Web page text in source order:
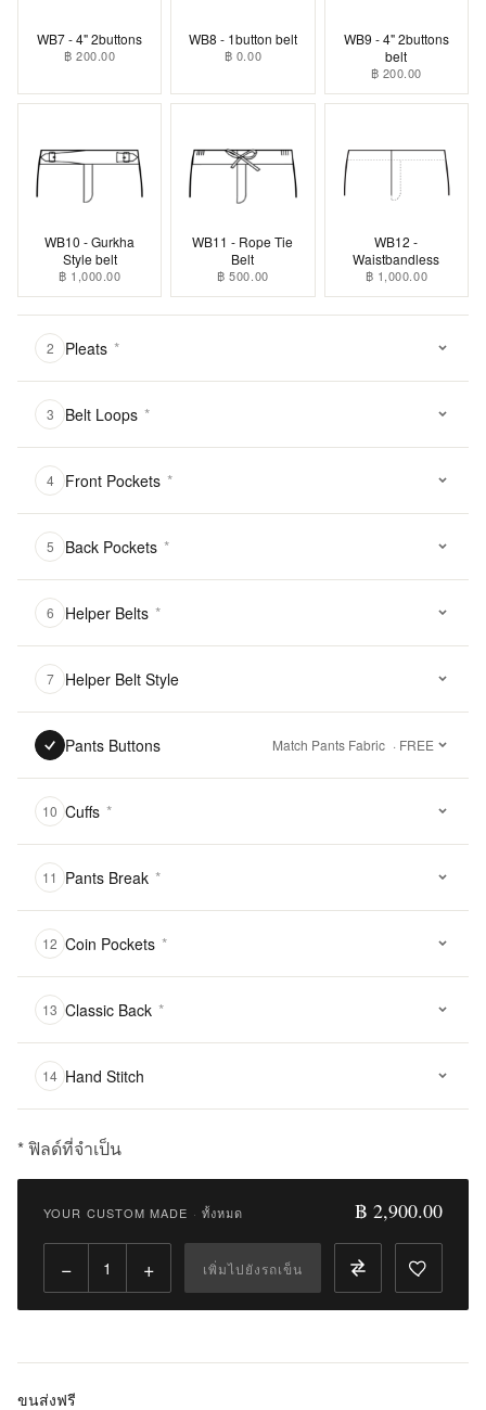
WB7 - 4" 2buttons
฿ 200.00
WB8 - 1button belt
฿ 0.00
WB9 - 4" 2buttons
belt
฿ 200.00
WB10 - Gurkha
Style belt
฿ 1,000.00
WB11 - Rope Tie
Belt
฿ 500.00
WB12 -
Waistbandless
฿ 1,000.00
2 Pleats *
3 Belt Loops *
4 Front Pockets *
5 Back Pockets *
6 Helper Belts *
7 Helper Belt Style
Pants Buttons Match Pants Fabric · FREE
10 Cuffs *
11 Pants Break *
12 Coin Pockets *
13 Classic Back *
14 Hand Stitch
* ฟิลด์ที่จำเป็น
฿
Qty:
ไป
รถ
เข็น
YOUR CUSTOM MADE · ทั้งหมด ฿ 2,900.00
− + เพิ่มไปยังรถเข็น
ขนส่งฟรี